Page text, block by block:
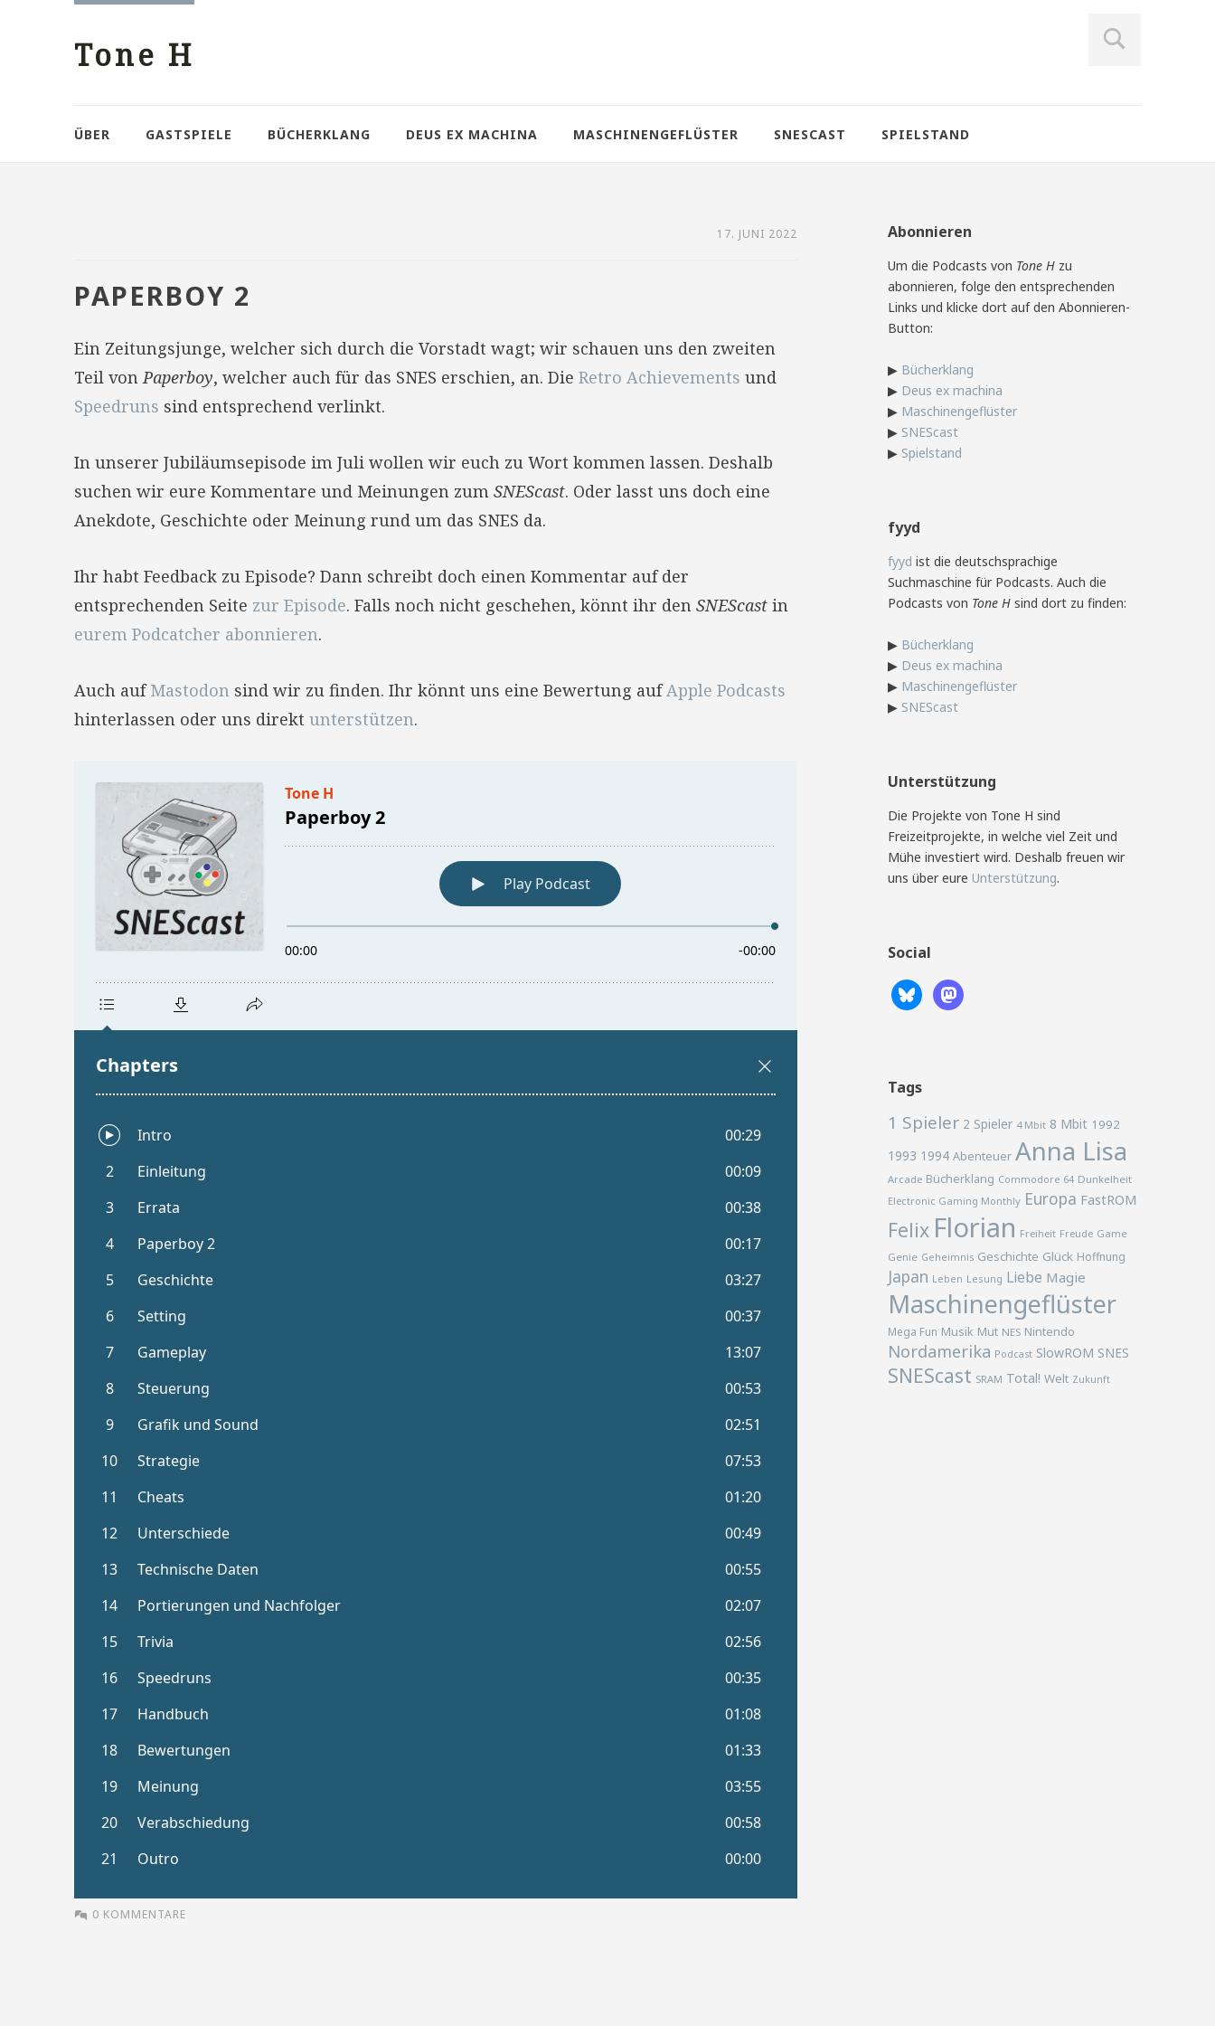
Tone H
ÜBER GASTSPIELE BÜCHERKLANG DEUS EX MACHINA MASCHINENGEFLÜSTER SNESCAST SPIELSTAND
17. JUNI 2022
PAPERBOY 2
Ein Zeitungsjunge, welcher sich durch die Vorstadt wagt; wir schauen uns den zweiten
Teil vonPaperboy, welcher auch für das SNES erschien, an. Die Retro Achievements und
Speedruns sind entsprechend verlinkt.
In unserer Jubiläumsepisode im Juli wollen wir euch zu Wort kommen lassen. Deshalb
suchen wir eure Kommentare und Meinungen zum SNEScast. Oder lasst uns doch eine
Anekdote, Geschichte oder Meinung rund um das SNES da.
Ihr habt Feedback zu Episode? Dann schreibt doch einen Kommentar auf der
entsprechenden Seite zur Episode. Falls noch nicht geschehen, könnt ihr den SNEScast in
eurem Podcatcher abonnieren.
Auch aufMastodon sind wir zu finden. Ihr könnt uns eine Bewertung aufApple Podcasts
hinterlassen oder uns direkt unterstützen.
0 KOMMENTARE
Abonnieren
Um die Podcasts von Tone H zu
abonnieren, folge den entsprechenden
Links und klicke dort auf den Abonnieren-
Button:
▶ Bücherklang
▶ Deus ex machina
▶ Maschinengeflüster
▶ SNEScast
▶ Spielstand
fyyd
fyyd ist die deutschsprachige
Suchmaschine für Podcasts. Auch die
Podcasts von Tone H sind dort zu finden:
▶ Bücherklang
▶ Deus ex machina
▶ Maschinengeflüster
▶ SNEScast
Unterstützung
Die Projekte von Tone H sind
Freizeitprojekte, in welche viel Zeit und
Mühe investiert wird. Deshalb freuen wir
uns über eure Unterstützung.
Social
Tags
1 Spieler 2 Spieler 4 Mbit 8 Mbit 1992
1993 1994 Abenteuer Anna Lisa
Arcade Bücherklang Commodore 64 Dunkelheit
Electronic Gaming Monthly Europa FastROM
Felix Florian Freiheit Freude Game
Genie Geheimnis Geschichte Glück Hoffnung
Japan Leben Lesung Liebe Magie
Maschinengeflüster
Mega Fun Musik Mut NES Nintendo
Nordamerika Podcast SlowROM SNES
SNEScast SRAM Total! Welt Zukunft